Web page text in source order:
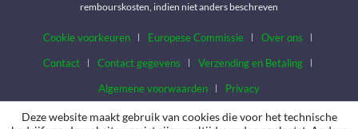
rembourskosten, indien niet anders beschreven
Cookie voorkeuren Europese Commissie
Over ons
Contact
Contact gegevens
Verzending en Betaling
Algemene voorwaarden
Privacy
Deze website maakt gebruik van cookies die voor het technische